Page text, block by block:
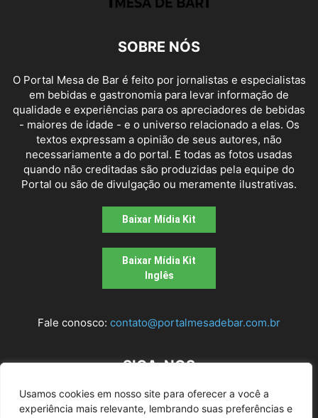
Usamos cookies em nosso site para oferecer a você a
experiência mais relevante, lembrando suas preferências e
SOBRE NÓS
O Portal Mesa de Bar é feito por jornalistas e especialistas
em bebidas e gastronomia para levar informação de
qualidade e experiências para os apreciadores de bebidas
- maiores de idade - e o universo relacionado a elas. Os
textos expressam a opinião de seus autores, não
necessariamente a do portal. E todas as fotos usadas
quando não creditadas são produzidas pela equipe do
Portal ou são de divulgação ou meramente ilustrativas.
Baixar Mídia Kit
Baixar Mídia Kit
Inglês
Fale conosco: contato@portalmesadebar.com.br
SIGA-NOS